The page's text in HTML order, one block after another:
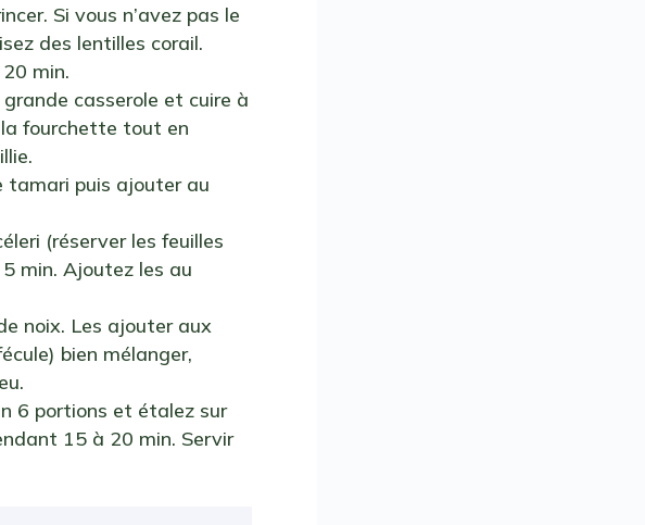
Si vous n’avez pas le
des lentilles corail.
min.
casserole et cuire à
fourchette tout en
tamari puis ajouter au
(réserver les feuilles
5 min. Ajoutez les au
noix. Les ajouter aux
bien mélanger,
6 portions et étalez sur
15 à 20 min. Servir